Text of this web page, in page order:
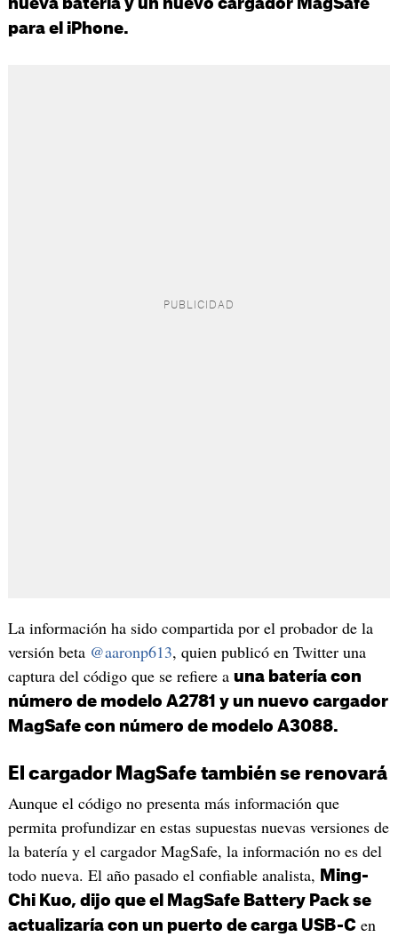
nueva batería y un nuevo cargador MagSafe
para el iPhone.
La información ha sido compartida por el probador de la
versión beta @aaronp613, quien publicó en Twitter una
captura del código que se refiere a una batería con
número de modelo A2781 y un nuevo cargador
MagSafe con número de modelo A3088.
El cargador MagSafe también se renovará
Aunque el código no presenta más información que
permita profundizar en estas supuestas nuevas versiones de
la batería y el cargador MagSafe, la información no es del
todo nueva. El año pasado el confiable analista,
Ming-
Chi Kuo, dijo que el MagSafe Battery Pack se
actualizaría con un puerto de carga USB-C en